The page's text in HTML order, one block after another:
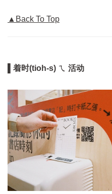
▲Back To Top
▌着时(tioh-s) ㄟ 活动